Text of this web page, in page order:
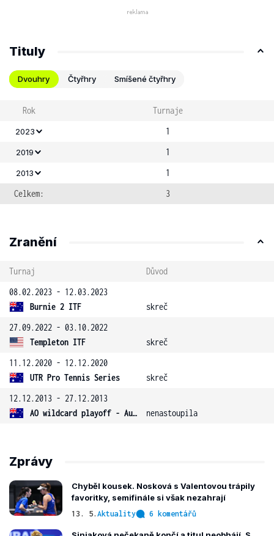
Tituly
Dvouhry Čtyřhry Smíšené čtyřhry
Rok Turnaje
2023 1
2019 1
2013
1
Celkem:
3
Zranění
Turnaj
Důvod
08.02.2023 - 12.03.2023
Burnie 2 ITF
skreč
27.09.2022 - 03.10.2022
Templeton ITF
skreč
11.12.2020 - 12.12.2020
UTR Pro Tennis Series
skreč
12.12.2013 - 27.12.2013
AO wildcard playoff - Austrálie
nenastoupila
Zprávy
Chyběl kousek. Nosková s Valentovou trápily
favoritky, semifinále si však nezahrají
13. 5. Aktuality 6 komentářů